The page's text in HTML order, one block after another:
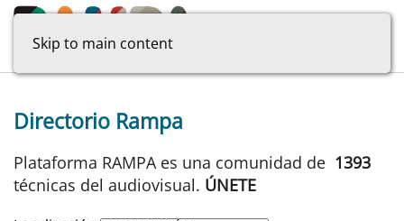
Skip to main content
Directorio Rampa
Plataforma RAMPA es una comunidad de 1393
técnicas del audiovisual. ÚNETE